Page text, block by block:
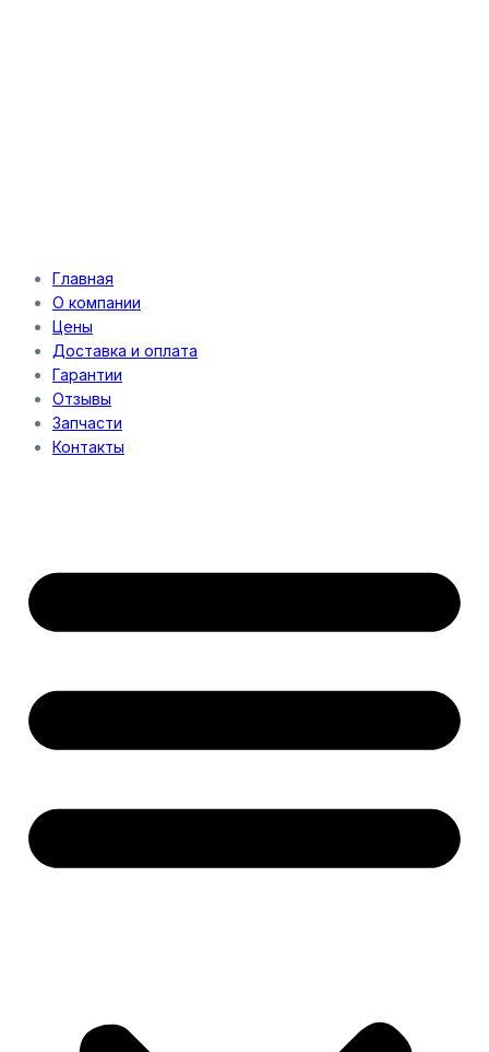
Главная
О компании
Цены
Доставка и оплата
Гарантии
Отзывы
Запчасти
Контакты